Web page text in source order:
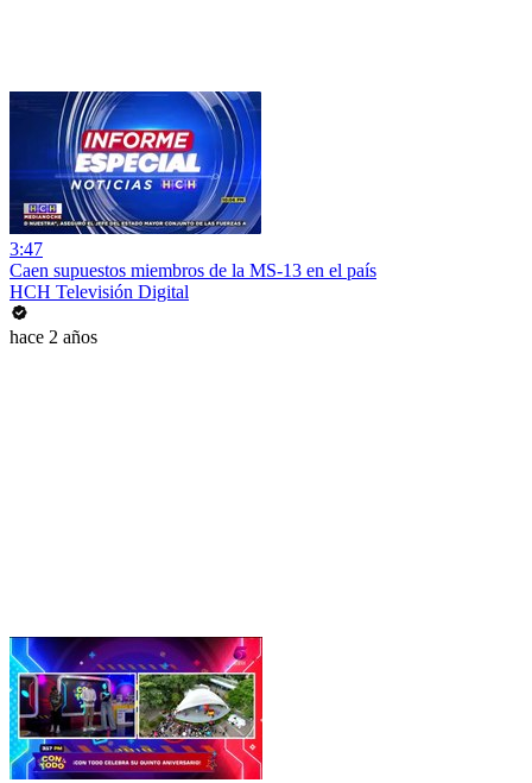
3:47
Caen supuestos miembros de la MS-13 en el país
HCH Televisión Digital
hace 2 años